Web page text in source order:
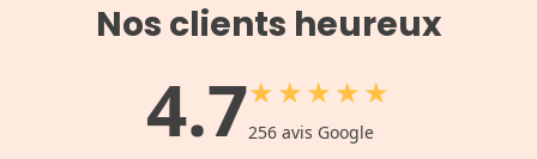
Nos clients heureux
4.7★★★★★
256avis Google